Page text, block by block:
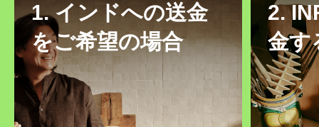
1. インドへの送金
をご希望の場合
2.
金す